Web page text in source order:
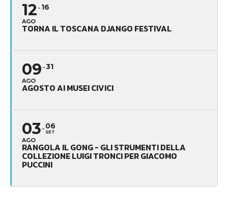
12
AGO
16
TORNA IL TOSCANA DJANGO FESTIVAL
09
AGO
31
AGOSTO AI MUSEI CIVICI
03
AGO
06
SET
RANGOLA IL GONG - GLI STRUMENTI DELLA
COLLEZIONE LUIGI TRONCI PER GIACOMO
PUCCINI